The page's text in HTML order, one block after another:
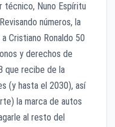
técnico, Nuno Espíritu
números, la
Cristiano Ronaldo 50
y derechos de
que recibe de la
(y hasta el 2030), así
la marca de autos
al resto del